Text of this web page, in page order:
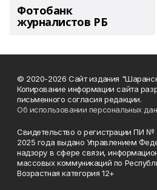
Фотобанк
журналистов РБ
© 2020-2026 Сайт издания
Копирование информации сайта
письменного согласия редакции.
Об использовании персональных
Свидетельство о регистрации ПИ №
2025 года выдано Управлением
надзору в сфере связи,
массовых коммуникаций по
Возрастная категория 12+